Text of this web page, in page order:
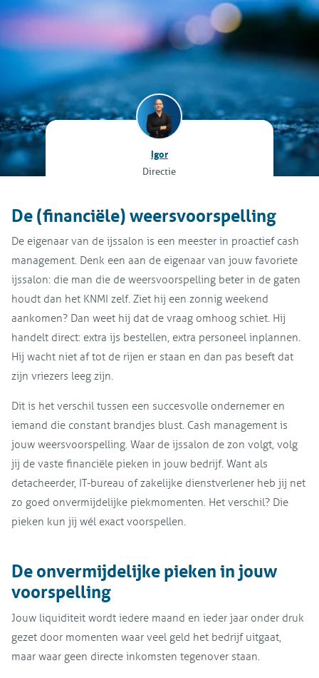
Igor
Directie
De (financiële) weersvoorspelling
De eigenaar van de ijssalon is een meester in proactief cash
management. Denk een aan de eigenaar van jouw favoriete
ijssalon: die man die de weersvoorspelling beter in de gaten
houdt dan het KNMI zelf. Ziet hij een zonnig weekend
aankomen? Dan weet hij dat de vraag omhoog schiet. Hij
handelt direct: extra ijs bestellen, extra personeel inplannen.
Hij wacht niet af tot de rijen er staan en dan pas beseft dat
zijn vriezers leeg zijn.
Dit is het verschil tussen een succesvolle ondernemer en
iemand die constant brandjes blust. Cash management is
jouw weersvoorspelling. Waar de ijssalon de zon volgt, volg
jij de vaste financiële pieken in jouw bedrijf. Want als
detacheerder, IT-bureau of zakelijke dienstverlener heb jij net
zo goed onvermijdelijke piekmomenten. Het verschil? Die
pieken kun jij wél exact voorspellen.
De onvermijdelijke pieken in jouw
voorspelling
Jouw liquiditeit wordt iedere maand en ieder jaar onder druk
gezet door momenten waar veel geld het bedrijf uitgaat,
maar waar geen directe inkomsten tegenover staan.